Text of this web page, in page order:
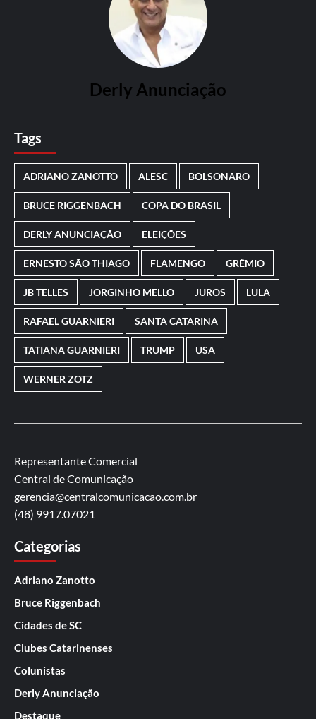
Derly Anunciação
Tags
ADRIANO ZANOTTO ALESC BOLSONARO
BRUCE RIGGENBACH COPA DO BRASIL
DERLY ANUNCIAÇÃO ELEIÇÕES
ERNESTO SÃO THIAGO FLAMENGO GRÊMIO
JB TELLES JORGINHO MELLO JUROS LULA
RAFAEL GUARNIERI SANTA CATARINA
TATIANA GUARNIERI TRUMP USA
WERNER ZOTZ
Representante Comercial
Central de Comunicação
gerencia@centralcomunicacao.com.br
(48) 9917.07021
Categorias
Adriano Zanotto
Bruce Riggenbach
Cidades de SC
Clubes Catarinenses
Colunistas
Derly Anunciação
Destaque